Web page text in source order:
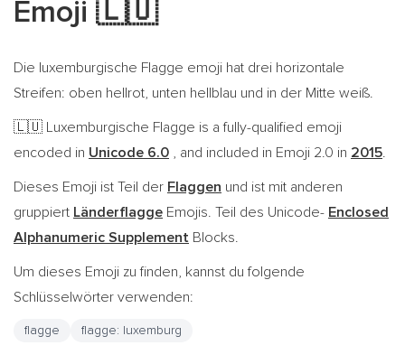
Emoji 🇱🇺
Die luxemburgische Flagge emoji hat drei horizontale
Streifen: oben hellrot, unten hellblau und in der Mitte weiß.
🇱🇺 Luxemburgische Flagge is a fully-qualified emoji
encoded in Unicode 6.0 , and included in Emoji 2.0 in 2015.
Dieses Emoji ist Teil der Flaggen und ist mit anderen
gruppiert Länderflagge Emojis. Teil des Unicode- Enclosed
Alphanumeric Supplement Blocks.
Um dieses Emoji zu finden, kannst du folgende
Schlüsselwörter verwenden:
flagge flagge: luxemburg